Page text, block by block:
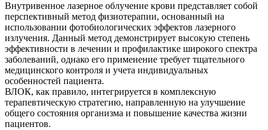
Внутривенное лазерное облучение крови представляет собой
перспективный метод физиотерапии, основанный на
использовании фотобиологических эффектов лазерного
излучения. Данный метод демонстрирует высокую степень
эффективности в лечении и профилактике широкого спектра
заболеваний, однако его применение требует тщательного
медицинского контроля и учета индивидуальных
особенностей пациента.
ВЛОК, как правило, интегрируется в комплексную
терапевтическую стратегию, направленную на улучшение
общего состояния организма и повышение качества жизни
пациентов.